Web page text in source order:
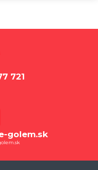
721
golem.sk